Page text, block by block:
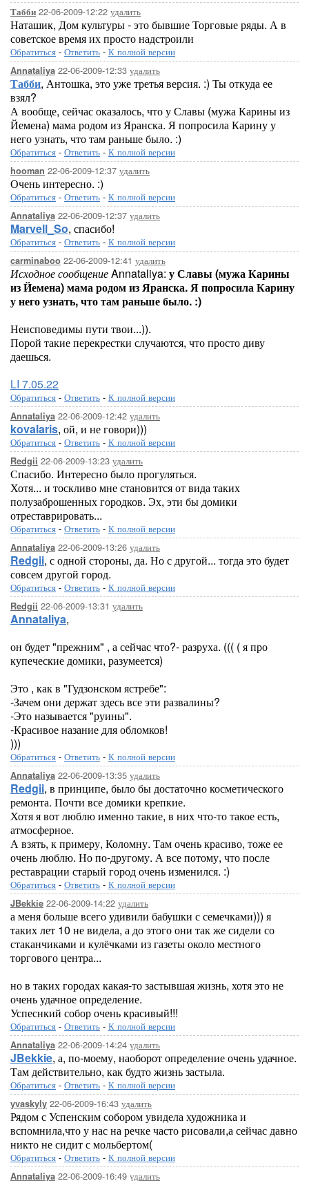
Табби 22-06-2009-12:22 удалить
Наташик, Дом культуры - это бывшие Торговые ряды. А в
советское время их просто надстроили
Обратиться - Ответить - К полной версии
Annataliya 22-06-2009-12:33 удалить
Табби, Антошка, это уже третья версия. :) Ты откуда ее
взял?
А вообще, сейчас оказалось, что у Славы (мужа Карины из
Йемена) мама родом из Яранска. Я попросила Карину у
него узнать, что там раньше было. :)
Обратиться - Ответить - К полной версии
hooman 22-06-2009-12:37 удалить
Очень интересно. :)
Обратиться - Ответить - К полной версии
Annataliya 22-06-2009-12:37 удалить
Marvell_So, спасибо!
Обратиться - Ответить - К полной версии
carminaboo 22-06-2009-12:41 удалить
Исходное сообщениеAnnataliya: у Славы (мужа Карины
из Йемена) мама родом из Яранска. Я попросила Карину
у него узнать, что там раньше было. :)
Неисповедимы пути твои...)).
Порой такие перекрестки случаются, что просто диву
даешься.
LI 7.05.22
Обратиться - Ответить - К полной версии
Annataliya 22-06-2009-12:42 удалить
kovalaris, ой, и не говори)))
Обратиться - Ответить - К полной версии
Redgii 22-06-2009-13:23 удалить
Спасибо. Интересно было прогуляться.
Хотя... и тоскливо мне становится от вида таких
полузаброшенных городков. Эх, эти бы домики
отреставрировать...
Обратиться - Ответить - К полной версии
Annataliya 22-06-2009-13:26 удалить
Redgii, с одной стороны, да. Но с другой... тогда это будет
совсем другой город.
Обратиться - Ответить - К полной версии
Redgii 22-06-2009-13:31 удалить
Annataliya,
он будет "прежним" , а сейчас что?- разруха. ((( ( я про
купеческие домики, разумеется)
Это , как в "Гудзонском ястребе":
-Зачем они держат здесь все эти развалины?
-Это называется "руины".
-Красивое назание для обломков!
)))
Обратиться - Ответить - К полной версии
Annataliya 22-06-2009-13:35 удалить
Redgii, в принципе, было бы достаточно косметического
ремонта. Почти все домики крепкие.
Хотя я вот люблю именно такие, в них что-то такое есть,
атмосферное.
А взять, к примеру, Коломну. Там очень красиво, тоже ее
очень люблю. Но по-другому. А все потому, что после
реставрации старый город очень изменился. :)
Обратиться - Ответить - К полной версии
JBekkie 22-06-2009-14:22 удалить
а меня больше всего удивили бабушки с семечками))) я
таких лет 10 не видела, а до этого они так же сидели со
стаканчиками и кулёчками из газеты около местного
торгового центра...
но в таких городах какая-то застывшая жизнь, хотя это не
очень удачное определение.
Успеснкий собор очень красивый!!!
Обратиться - Ответить - К полной версии
Annataliya 22-06-2009-14:24 удалить
JBekkie, а, по-моему, наоборот определение очень удачное.
Там действительно, как будто жизнь застыла.
Обратиться - Ответить - К полной версии
yvaskyly 22-06-2009-16:43 удалить
Рядом с Успенским собором увидела художника и
вспомнила,что у нас на речке часто рисовали,а сейчас давно
никто не сидит с мольбертом(
Обратиться - Ответить - К полной версии
Annataliya 22-06-2009-16:49 удалить